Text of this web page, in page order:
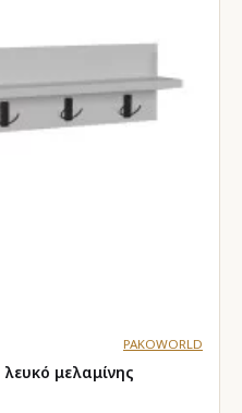
PAKOWORLD